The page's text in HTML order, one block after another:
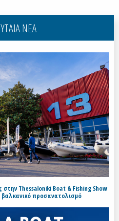
ΝΕΑ
Thessaloniki Boat & Fishing Show
βαλκανικό προσανατολισμό